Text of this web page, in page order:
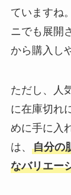
ていますね
ニでも展開
から購入し
ただし、人
に在庫切れ
めに手に入
は、 自分の
なバリエー